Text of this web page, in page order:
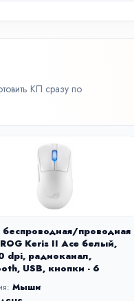
КП сразу по
проводная
Keris II Ace белый,
dpi, радиоканал,
USB, кнопки - 6
Мыши